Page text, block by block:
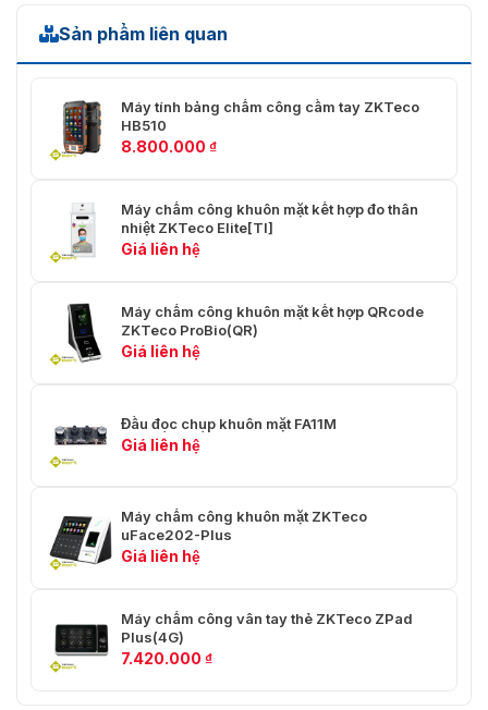
Kích thước máy chấm công ZKTeco FaceKiosk-
Sơ đồ kết nối của máy chấm công FaceKiosk-H13A
Ưu đãi lớn khi mua máy chấm công
ZKTeco FaceKiosk-H13A tại
VietNamsmart
Sản phẩm liên quan
Máy tính bảng chấm công cầm tay ZKTeco
HB510
8.800.000 ₫
Máy chấm công khuôn mặt kết hợp đo thân
nhiệt ZKTeco Elite[TI]
Giá liên hệ
Máy chấm công khuôn mặt kết hợp QRcode
ZKTeco ProBio(QR)
Giá liên hệ
Đầu đọc chụp khuôn mặt FA11M
Giá liên hệ
Máy chấm công khuôn mặt ZKTeco
uFace202-Plus
Giá liên hệ
Máy chấm công vân tay thẻ ZKTeco ZPad
Plus(4G)
7.420.000 ₫